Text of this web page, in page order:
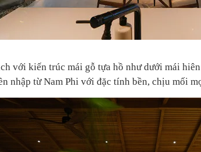
với kiến trúc mái gỗ tựa hồ như dưới mái
nhập từ Nam Phi với đặc tính bền, chịu mối